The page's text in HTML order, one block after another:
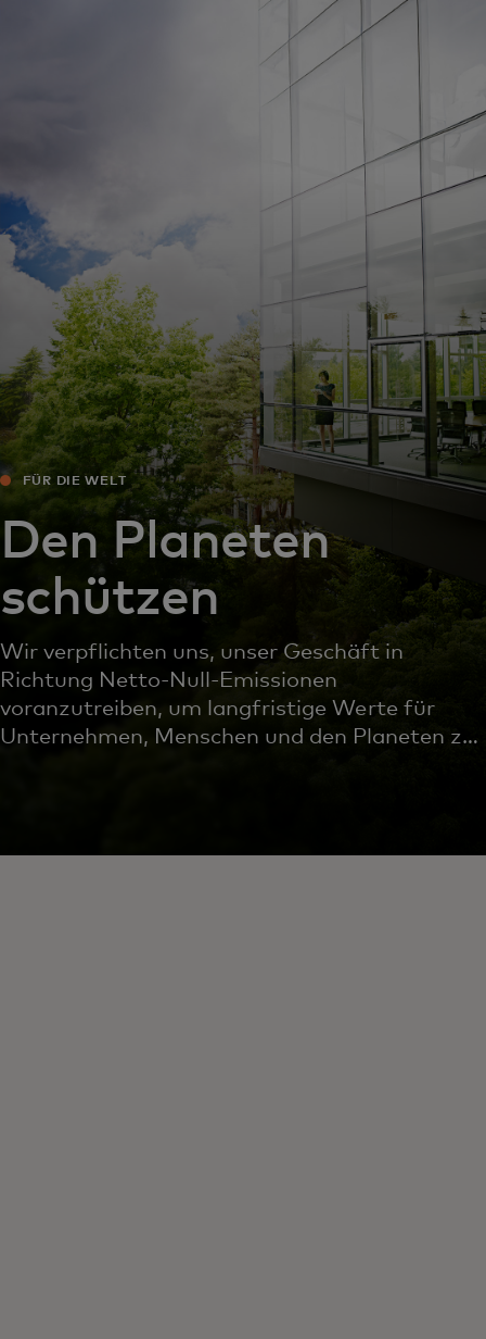
Für Innovatoren
Neuigkeiten und Trends
FÜR DIE WELT
Den Planeten
schützen
Wir verpflichten uns, unser Geschäft in
Richtung Netto-Null-Emissionen
voranzutreiben, um langfristige Werte für
Unternehmen, Menschen und den Planeten zu